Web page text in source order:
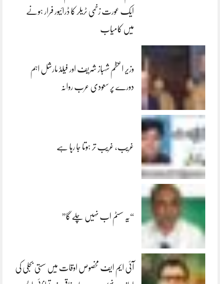
ایک عورت زخمی ٹریلر کا ڈرائیور فرار ہونے
میں کامیاب
وزیر اعظم شہباز شریف اور فیلڈ مارشل اہم
دورے پر سعودی عرب روانہ
غریب، غریب تر ہوتا جا رہا ہے
“یہ سسٹم اب نہیں چلے گا”
آئی ایم ایف مخصوص اوقات میں سستی بجلی کی